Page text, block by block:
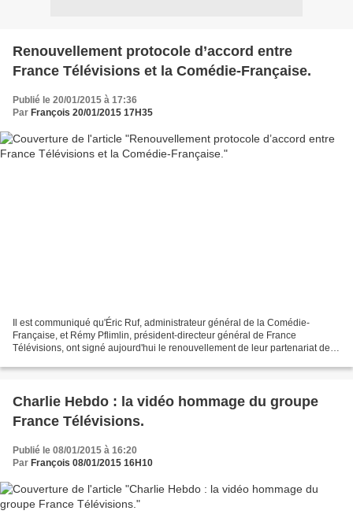
Renouvellement protocole d’accord entre
France Télévisions et la Comédie-Française.
Publié le 20/01/2015 à 17:36
Par François 20/01/2015 17H35
Il est communiqué qu'Éric Ruf, administrateur général de la Comédie-
Française, et Rémy Pflimlin, président-directeur général de France
Télévisions, ont signé aujourd'hui le renouvellement de leur partenariat de
Charlie Hebdo : la vidéo hommage du groupe
France Télévisions.
Publié le 08/01/2015 à 16:20
Par François 08/01/2015 16H10